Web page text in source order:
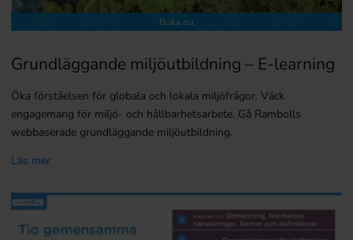
Boka nu
Grundläggande miljöutbildning – E-learning
Öka förståelsen för globala och lokala miljöfrågor. Väck
engagemang för miljö- och hållbarhetsarbete. Gå Rambolls
webbaserade grundläggande miljöutbildning.
Läs mer